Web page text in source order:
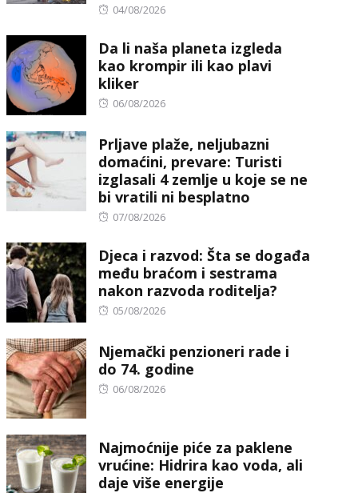
Posted
04/08/2026
Da li naša planeta izgleda
kao krompir ili kao plavi
kliker
Posted
06/08/2026
Prljave plaže, neljubazni
domaćini, prevare: Turisti
izglasali 4 zemlje u koje se ne
bi vratili ni besplatno
Posted
07/08/2026
Djeca i razvod: Šta se događa
među braćom i sestrama
nakon razvoda roditelja?
Posted
05/08/2026
Njemački penzioneri rade i
do 74. godine
Posted
06/08/2026
Najmoćnije piće za paklene
vrućine: Hidrira kao voda, ali
daje više energije